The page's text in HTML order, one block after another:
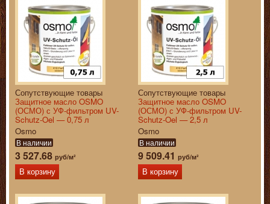
Сопутствующие товары
Защитное масло OSMO
(ОСМО) с УФ-фильтром UV-
Schutz-Oel — 0,75 л
Osmo
В наличии
3 527.68 руб/м²
В корзину
Сопутствующие товары
Защитное масло OSMO
(ОСМО) с УФ-фильтром UV-
Schutz-Oel — 2,5 л
Osmo
В наличии
9 509.41 руб/м²
В корзину